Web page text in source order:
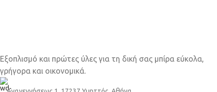
Εξοπλισμό και πρώτες ύλες για τη δική σας μπίρα εύκολα,
γρήγορα και οικονομικά.